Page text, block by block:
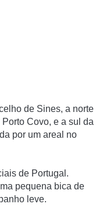
de Sines, a norte
Covo, e a sul da
por um areal no
de Portugal.
pequena bica de
leve.